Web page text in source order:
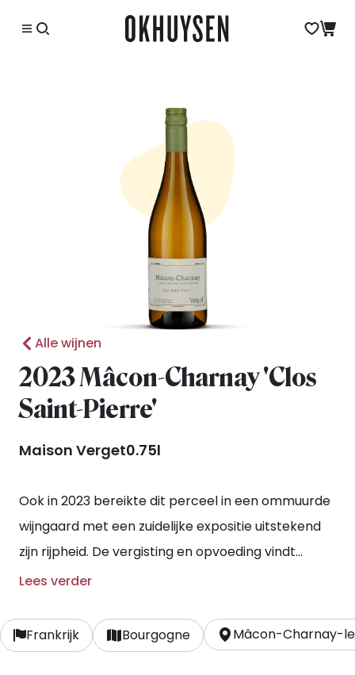
Alle wijnen
2023 Mâcon-Charnay 'Clos
Saint-Pierre'
Maison Verget0.75l
Ook in 2023 bereikte dit perceel in een ommuurde
wijngaard met een zuidelijke expositie uitstekend
zijn rijpheid. De vergisting en opvoeding vindt
plaats op roestvrijstalen horizontale vaten.
Lees verder
Frankrijk Bourgogne Mâcon-Charnay-